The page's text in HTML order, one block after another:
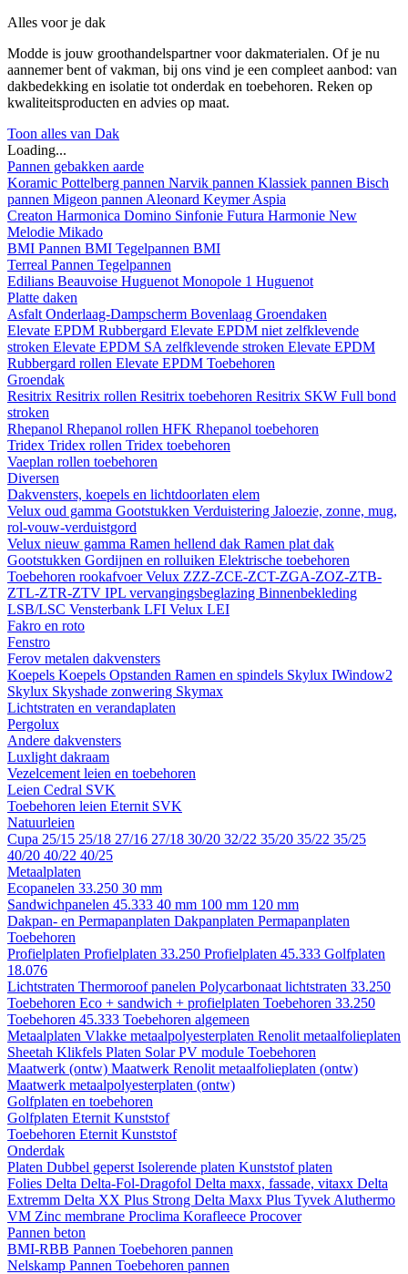
Alles voor je dak
Modde is jouw groothandelspartner voor dakmaterialen. Of je nu
aannemer bent of vakman, bij ons vind je een compleet aanbod: van
dakbedekking en isolatie tot onderdak en toebehoren. Reken op
kwaliteitsproducten en advies op maat.
Toon alles van Dak
Loading...
Pannen gebakken aarde
Koramic Pottelberg pannen Narvik pannen Klassiek pannen Bisch
pannen Migeon pannen Aleonard KeymerAspia
Creaton Harmonica Domino Sinfonie Futura Harmonie New
Melodie Mikado
BMI Pannen BMI Tegelpannen BMI
Terreal Pannen Tegelpannen
Edilians Beauvoise Huguenot Monopole 1 Huguenot
Platte daken
Asfalt Onderlaag-Dampscherm Bovenlaag Groendaken
Elevate EPDM Rubbergard Elevate EPDM niet zelfklevende
stroken Elevate EPDM SA zelfklevende stroken Elevate EPDM
Rubbergard rollen Elevate EPDM Toebehoren
Groendak
Resitrix Resitrix rollen Resitrix toebehoren Resitrix SKW Full bond
stroken
Rhepanol Rhepanol rollen HFK Rhepanol toebehoren
Tridex Tridex rollen Tridex toebehoren
Vaeplan rollen toebehoren
Diversen
Dakvensters, koepels en lichtdoorlaten elem
Velux oud gamma Gootstukken Verduistering Jaloezie, zonne, mug,
rol-vouw-verduistgord
Velux nieuw gamma Ramen hellend dak Ramen plat dak
Gootstukken Gordijnen en rolluiken Elektrische toebehoren
Toebehoren rookafvoerVelux ZZZ-ZCE-ZCT-ZGA-ZOZ-ZTB-
ZTL-ZTR-ZTV IPL vervangingsbeglazing Binnenbekleding
LSB/LSC Vensterbank LFI Velux LEI
Fakro en roto
Fenstro
Ferov metalen dakvensters
Koepels Koepels Opstanden Ramen en spindels Skylux IWindow2
Skylux Skyshade zonwering Skymax
Lichtstraten en verandaplaten
Pergolux
Andere dakvensters
Luxlight dakraam
Vezelcement leien en toebehoren
Leien Cedral SVK
Toebehoren leien Eternit SVK
Natuurleien
Cupa 25/15 25/18 27/16 27/18 30/20 32/22 35/20 35/22 35/25
40/20 40/22 40/25
Metaalplaten
Ecopanelen 33.250 30 mm
Sandwichpanelen 45.333 40 mm 100 mm 120 mm
Dakpan- en Permapanplaten Dakpanplaten Permapanplaten
Toebehoren
Profielplaten Profielplaten 33.250 Profielplaten 45.333 Golfplaten
18.076
Lichtstraten Thermoroof panelen Polycarbonaat lichtstraten 33.250
Toebehoren Eco + sandwich + profielplaten Toebehoren 33.250
Toebehoren 45.333 Toebehoren algemeen
Metaalplaten Vlakke metaalpolyesterplaten Renolit metaalfolieplaten
Sheetah Klikfels Platen Solar PV module Toebehoren
Maatwerk (ontw) Maatwerk Renolit metaalfolieplaten (ontw)
Maatwerk metaalpolyesterplaten (ontw)
Golfplaten en toebehoren
Golfplaten Eternit Kunststof
Toebehoren Eternit Kunststof
Onderdak
Platen Dubbel geperst Isolerende platen Kunststof platen
Folies Delta Delta-Fol-Dragofol Delta maxx, fassade, vitaxx Delta
Extremm Delta XX Plus Strong Delta Maxx Plus Tyvek Aluthermo
VM Zinc membrane Proclima Korafleece Procover
Pannen beton
BMI-RBB Pannen Toebehoren pannen
Nelskamp Pannen Toebehoren pannen